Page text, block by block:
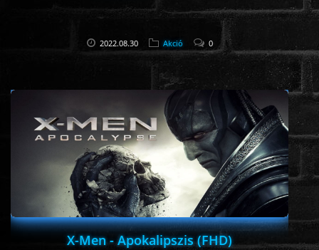
2022.08.30 Akció 0
X-Men - Apokalipszis (FHD)